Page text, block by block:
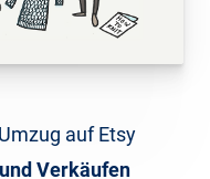
auf Etsy
Verkäufen